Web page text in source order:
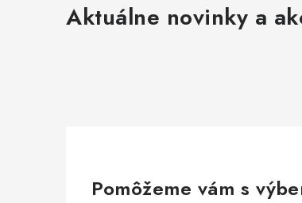
Aktuálne novinky a
Pomôžeme vám s